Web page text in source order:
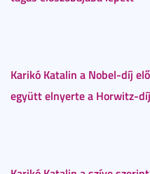
Karikó Katalin a Nobel-díj
együtt elnyerte a Horwitz-